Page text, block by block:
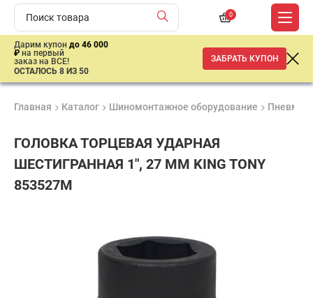
0
Дарим купон до 46 000
₽ на первый
заказ на ВСЕ!
ОСТАЛОСЬ 8 ИЗ 50
ЗАБРАТЬ КУПОН
Главная Каталог Шиномонтажное оборудование
ГОЛОВКА ТОРЦЕВАЯ УДАРНАЯ
ШЕСТИГРАННАЯ 1", 27 ММ KING TONY
853527M
от 2 дней